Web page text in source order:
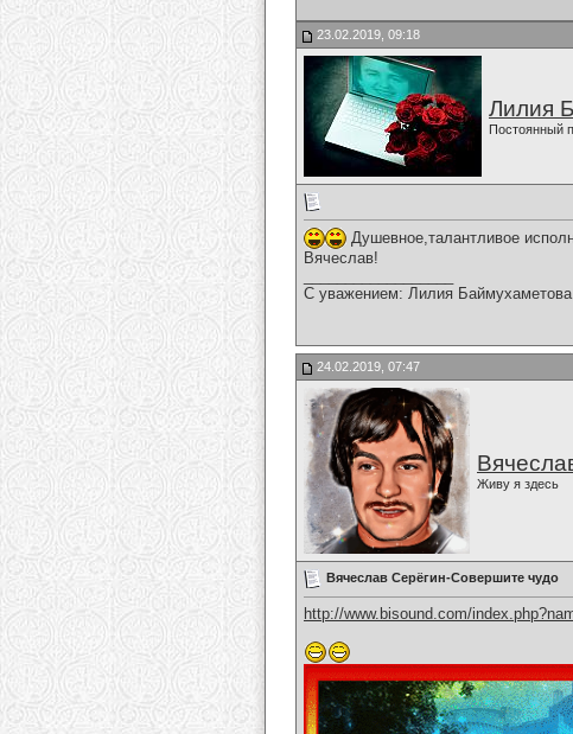
23.02.2019, 09:18
Лилия
Постоянный
Душевное,талантливое
Вячеслав!
С уважением: Лилия Баймухаметова
24.02.2019, 07:47
Живу я здесь
Вячеслав Серёгин-Совершите чудо
http://www.bisound.com/